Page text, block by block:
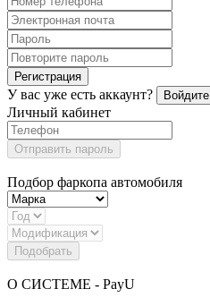
Регистрация
У вас уже есть аккаунт? Войдите
Личный кабинет
Отправить пароль
Подбор фаркопа автомобиля
Подобрать
О СИСТЕМЕ - PayU